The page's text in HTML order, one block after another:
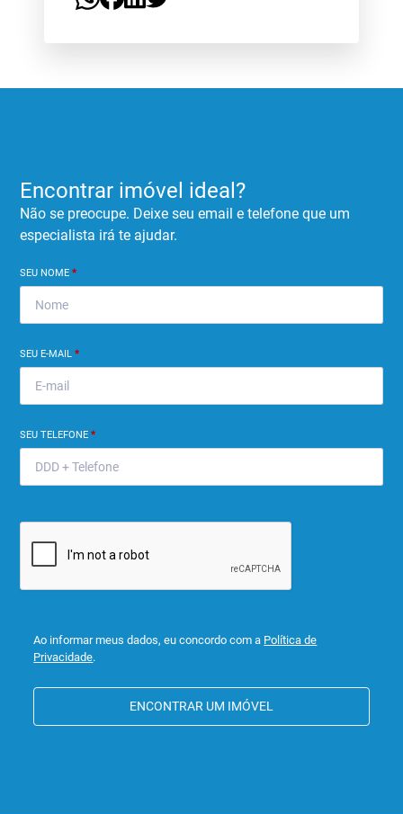
Encontrar imóvel ideal?
Não se preocupe. Deixe seu email e telefone que um
especialista irá te ajudar.
SEU NOME*
SEU E-MAIL*
SEU TELEFONE*
Ao informar meus dados, eu concordo com a Política de
Privacidade.
ENCONTRAR UM IMÓVEL